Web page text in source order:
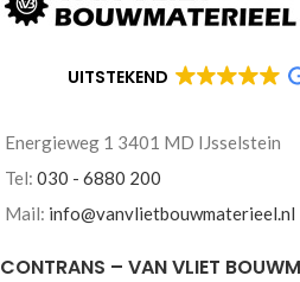
UITSTEKEND
Energieweg 1 3401 MD IJsselstein
Tel: 030 - 6880 200
Mail: info@vanvlietbouwmaterieel.nl
CONTRANS – VAN VLIET